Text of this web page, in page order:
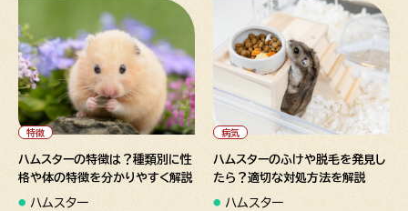
" alt="ハムスターの特徴は？
種類別に性格や体の特徴を分
かりやすく解説">
特徴
ハムスターの特徴は？種類別に性
格や体の特徴を分かりやすく解説
ハムスター
" alt="ハムスターのふけや脱
毛を発見したら？適切な対処方
法を解説">
病気
ハムスターのふけや脱毛を発見し
たら？適切な対処方法を解説
ハムスター